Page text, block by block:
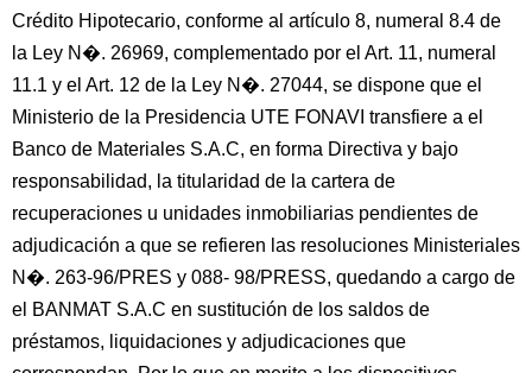
Crédito Hipotecario, conforme al artículo 8, numeral 8.4 de
la Ley N�. 26969, complementado por el Art. 11, numeral
11.1 y el Art. 12 de la Ley N�. 27044, se dispone que el
Ministerio de la Presidencia UTE FONAVI transfiere a el
Banco de Materiales S.A.C, en forma Directiva y bajo
responsabilidad, la titularidad de la cartera de
recuperaciones u unidades inmobiliarias pendientes de
adjudicación a que se refieren las resoluciones Ministeriales
N�. 263-96/PRES y 088- 98/PRESS, quedando a cargo de
el BANMAT S.A.C en sustitución de los saldos de
préstamos, liquidaciones y adjudicaciones que